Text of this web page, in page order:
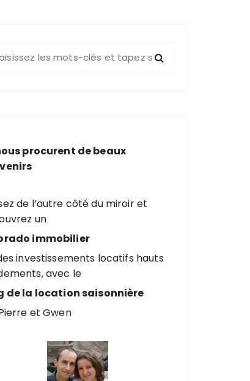
procurent de beaux
de l’autre côté du miroir et
un
immobilier
investissements locatifs hauts
avec le
de la location saisonnière
et Gwen